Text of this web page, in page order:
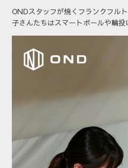
ONDスタッフが焼くフランクフル
子さんたちはスマートボールや輪投